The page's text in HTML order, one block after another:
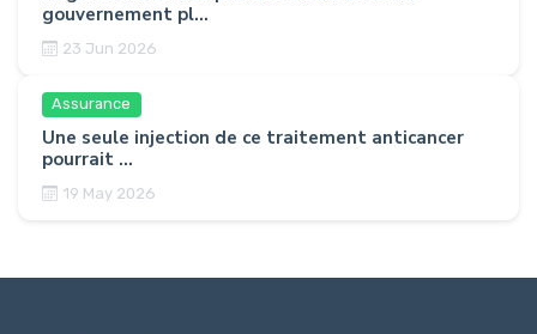
gouvernement pl...
23 Jun 2026
Assurance
Une seule injection de ce traitement anticancer
pourrait ...
19 May 2026